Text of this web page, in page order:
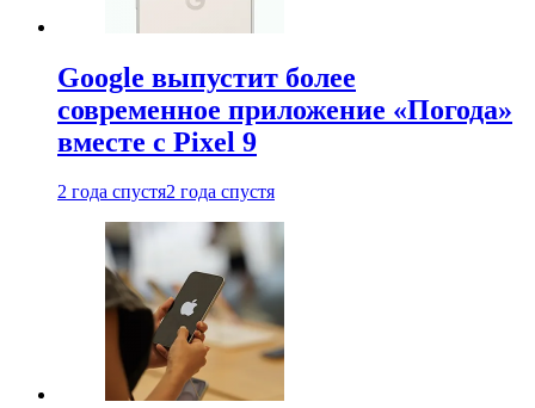
Google выпустит более
современное приложение «Погода»
вместе с Pixel 9
2 года спустя2 года спустя